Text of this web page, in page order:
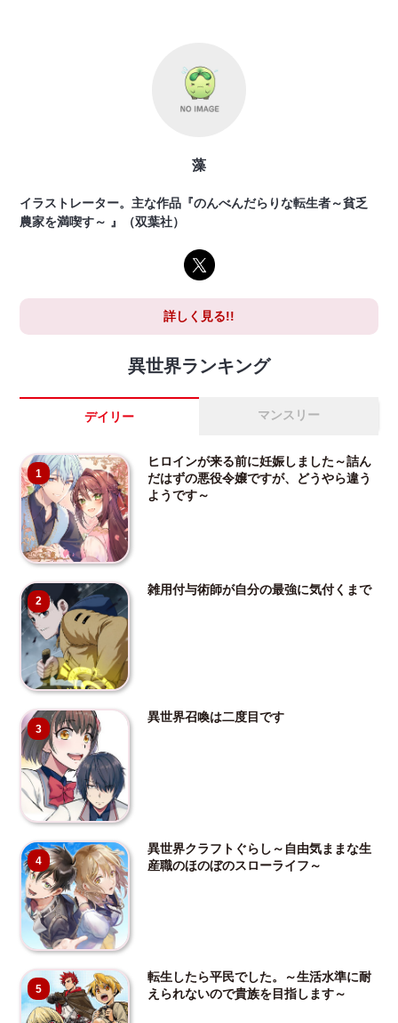
藻
イラストレーター。主な作品『のんべんだらりな転生者～貧乏
農家を満喫す～ 』（双葉社）
詳しく見る!!
異世界ランキング
デイリー マンスリー
1
ヒロインが来る前に妊娠しました～詰ん
だはずの悪役令嬢ですが、どうやら違う
ようです～
2
雑用付与術師が自分の最強に気付くまで
3
異世界召喚は二度目です
4
異世界クラフトぐらし～自由気ままな生
産職のほのぼのスローライフ～
5
転生したら平民でした。～生活水準に耐
えられないので貴族を目指します～